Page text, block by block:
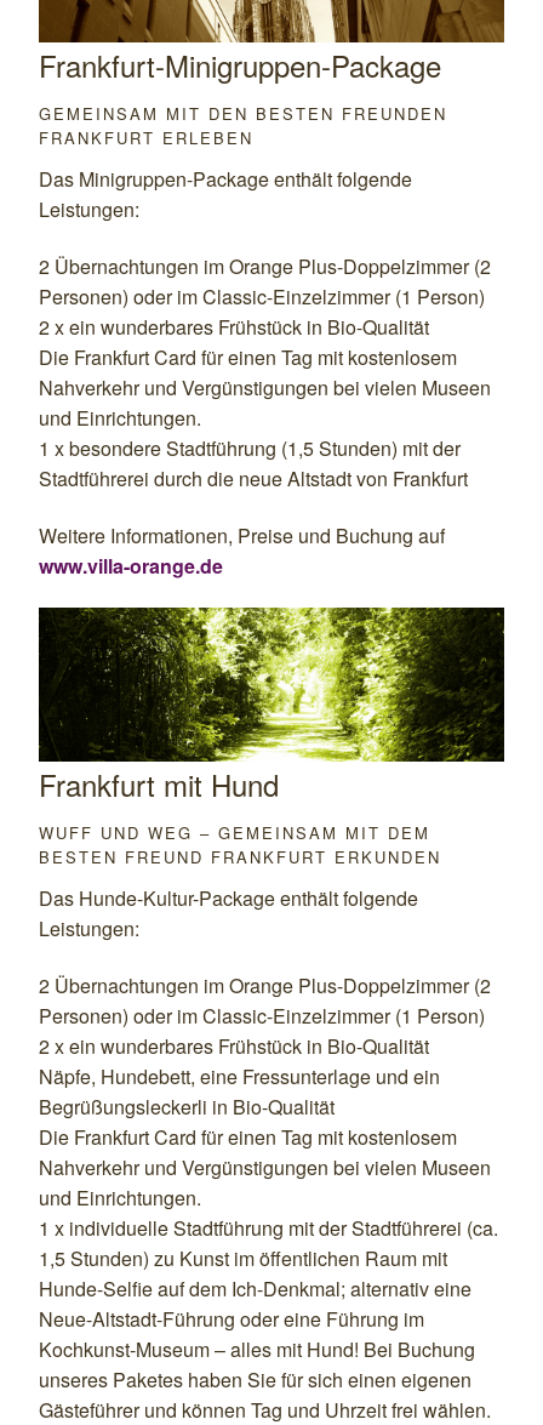
Frankfurt-Minigruppen-Package
GEMEINSAM MIT DEN BESTEN FREUNDEN
FRANKFURT ERLEBEN
Das Minigruppen-Package enthält folgende
Leistungen:
2 Übernachtungen im Orange Plus-Doppelzimmer (2
Personen) oder im Classic-Einzelzimmer (1 Person)
2 x ein wunderbares Frühstück in Bio-Qualität
Die Frankfurt Card für einen Tag mit kostenlosem
Nahverkehr und Vergünstigungen bei vielen Museen
und Einrichtungen.
1 x besondere Stadtführung (1,5 Stunden) mit der
Stadtführerei durch die neue Altstadt von Frankfurt
Weitere Informationen, Preise und Buchung auf
www.villa-orange.de
Frankfurt mit Hund
WUFF UND WEG – GEMEINSAM MIT DEM
BESTEN FREUND FRANKFURT ERKUNDEN
Das Hunde-Kultur-Package enthält folgende
Leistungen:
2 Übernachtungen im Orange Plus-Doppelzimmer (2
Personen) oder im Classic-Einzelzimmer (1 Person)
2 x ein wunderbares Frühstück in Bio-Qualität
Näpfe, Hundebett, eine Fressunterlage und ein
Begrüßungsleckerli in Bio-Qualität
Die Frankfurt Card für einen Tag mit kostenlosem
Nahverkehr und Vergünstigungen bei vielen Museen
und Einrichtungen.
1 x individuelle Stadtführung mit der Stadtführerei (ca.
1,5 Stunden) zu Kunst im öffentlichen Raum mit
Hunde-Selfie auf dem Ich-Denkmal; alternativ eine
Neue-Altstadt-Führung oder eine Führung im
Kochkunst-Museum – alles mit Hund! Bei Buchung
unseres Paketes haben Sie für sich einen eigenen
Gästeführer und können Tag und Uhrzeit frei wählen.